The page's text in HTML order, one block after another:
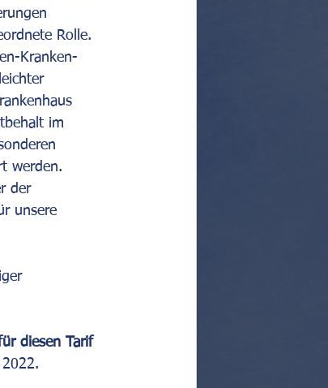
Rolle.
Kranken-
im
werden.
der
unsere
diesen Tarif